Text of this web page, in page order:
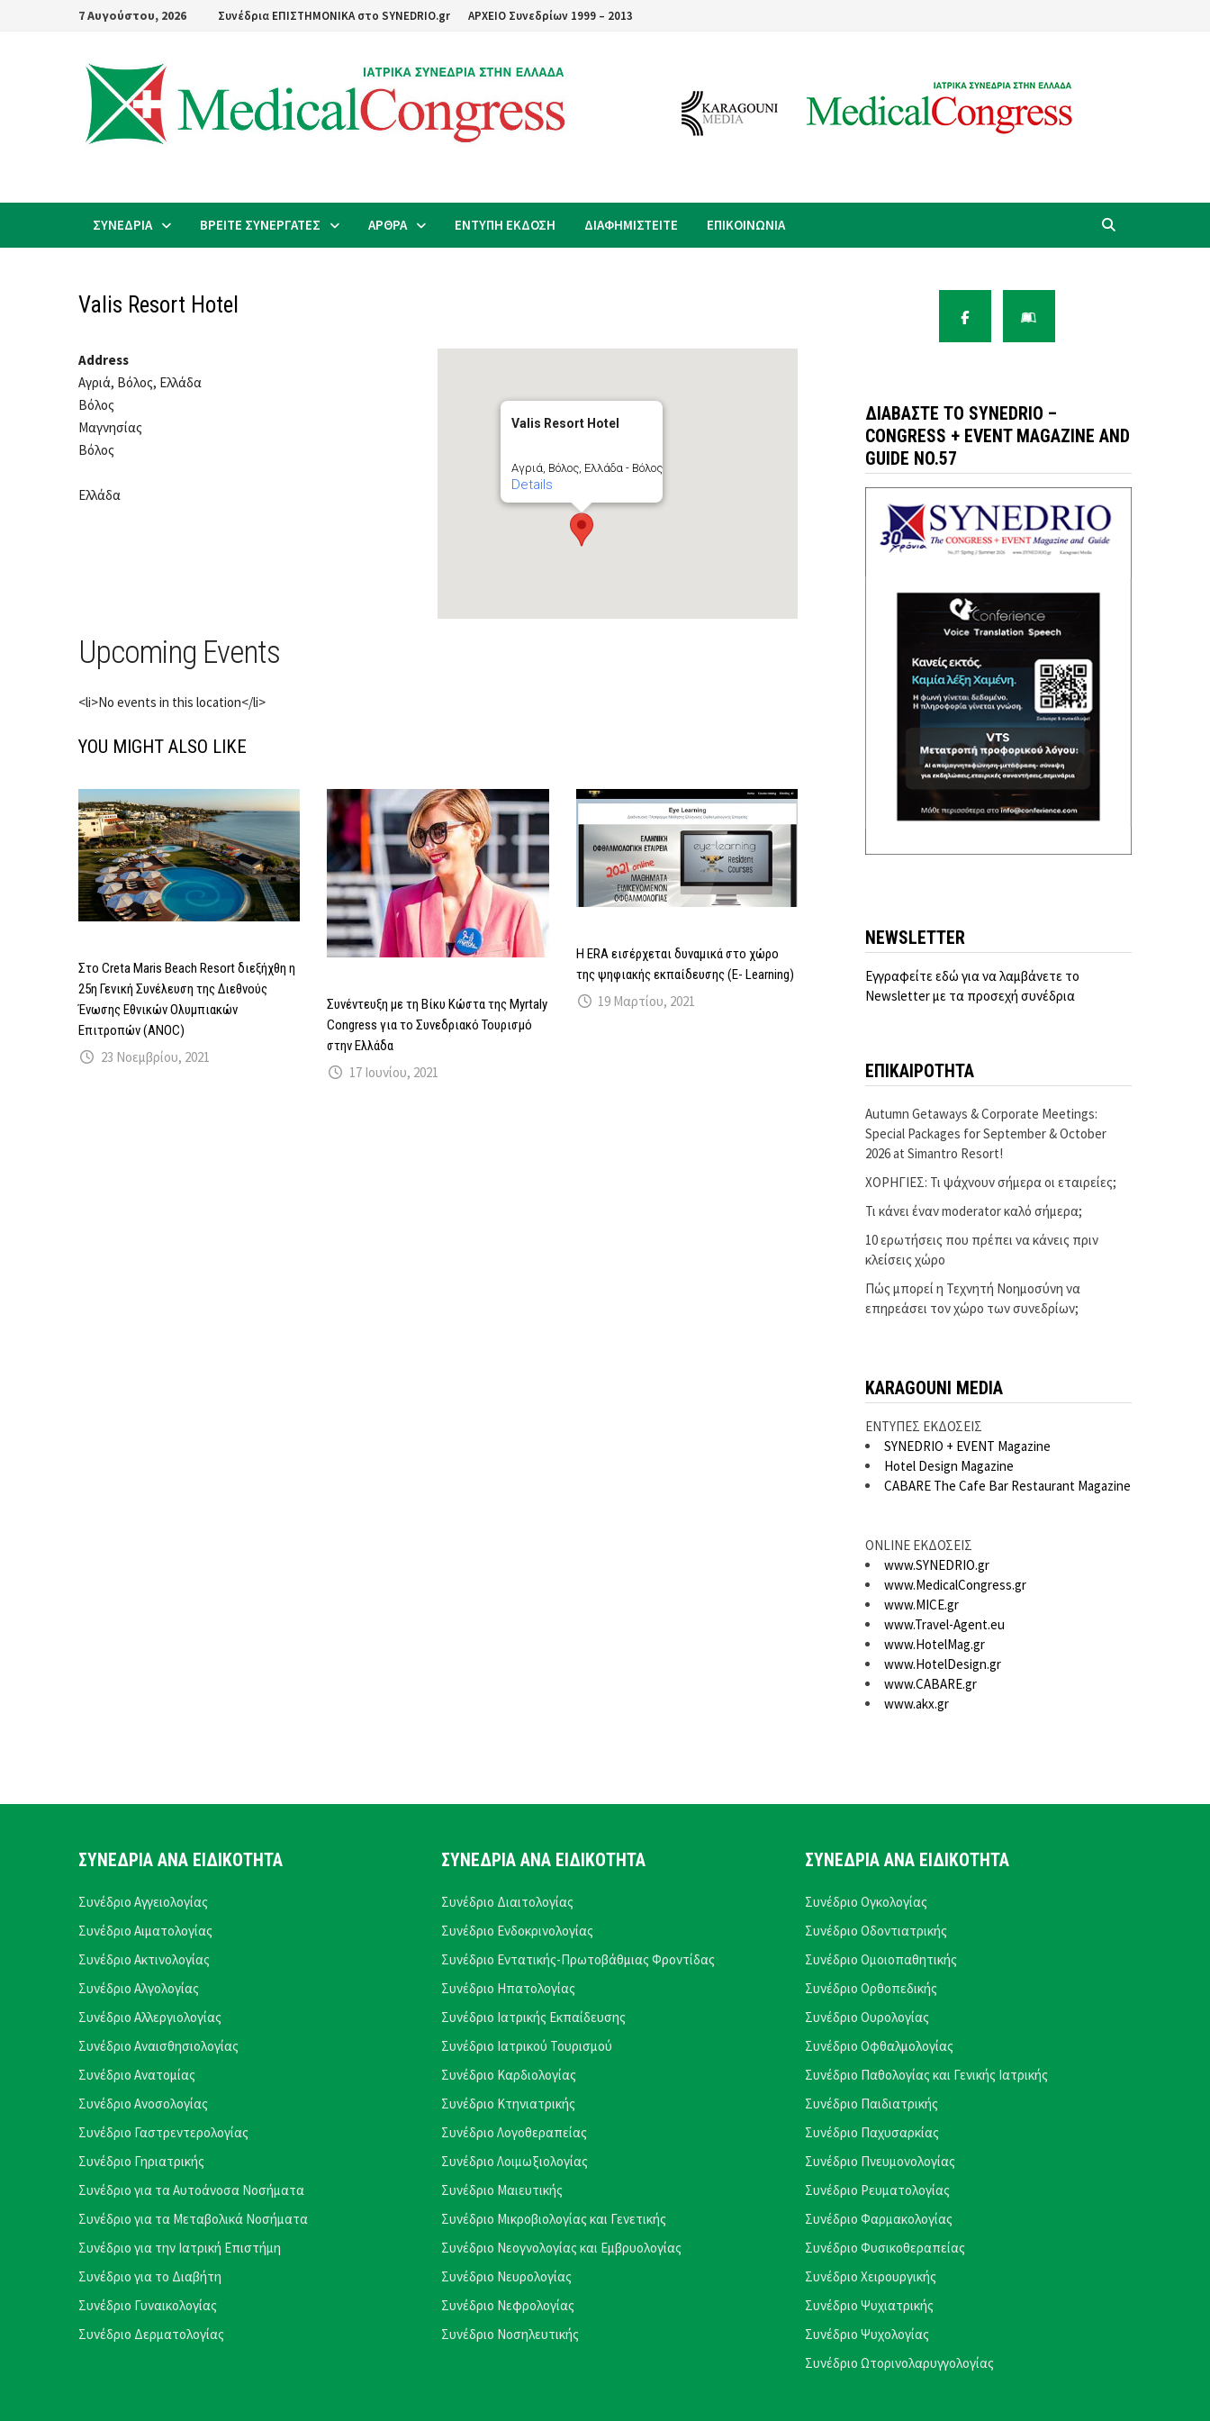
7 Αυγούστου, 2026 Συνέδρια ΕΠΙΣΤΗΜΟΝΙΚΑ στο SYNEDRIO.gr ΑΡΧΕΙΟ Συνεδρίων 1999 – 2013
ΣΥΝΕΔΡΙΑ ΒΡΕΙΤΕ ΣΥΝΕΡΓΑΤΕΣ ΑΡΘΡΑ ΕΝΤΥΠΗ ΕΚΔΟΣΗ ΔΙΑΦΗΜΙΣΤΕΙΤΕ ΕΠΙΚΟΙΝΩΝΙΑ
Valis Resort Hotel
Valis Resort Hotel
Αγριά, Βόλος, Ελλάδα - Βόλος
Details
Address
Αγριά, Βόλος, Ελλάδα
Βόλος
Μαγνησίας
Βόλος
Ελλάδα
Upcoming Events
<li>No events in this location</li>
YOU MIGHT ALSO LIKE
Στο Creta Maris Beach Resort διεξήχθη η
25η Γενική Συνέλευση της Διεθνούς
Ένωσης Εθνικών Ολυμπιακών
Επιτροπών (ANOC)
23 Νοεμβρίου, 2021
Συνέντευξη με τη Βίκυ Κώστα της Myrtaly
Congress για το Συνεδριακό Τουρισμό
στην Ελλάδα
17 Ιουνίου, 2021
H ERA εισέρχεται δυναμικά στο χώρο
της ψηφιακής εκπαίδευσης (Ε- Learning)
19 Μαρτίου, 2021
ΔΙΑΒΆΣΤΕ ΤΟ SYNEDRIO –
CONGRESS + EVENT MAGAZINE AND
GUIDE NO.57
NEWSLETTER
Εγγραφείτε εδώ για να λαμβάνετε το
Newsletter με τα προσεχή συνέδρια
ΕΠΙΚΑΙΡΟΤΗΤΑ
Autumn Getaways & Corporate Meetings:
Special Packages for September & October
2026 at Simantro Resort!
ΧΟΡΗΓΙΕΣ: Τι ψάχνουν σήμερα οι εταιρείες;
Τι κάνει έναν moderator καλό σήμερα;
10 ερωτήσεις που πρέπει να κάνεις πριν
κλείσεις χώρο
Πώς μπορεί η Τεχνητή Νοημοσύνη να
επηρεάσει τον χώρο των συνεδρίων;
KARAGOUNI MEDIA
ΕΝΤΥΠΕΣ ΕΚΔΟΣΕΙΣ
SYNEDRIO + EVENT Magazine
Hotel Design Magazine
CABARE The Cafe Bar Restaurant Magazine
ONLINE ΕΚΔΟΣΕΙΣ
www.SYNEDRIO.gr
www.MedicalCongress.gr
www.MICE.gr
www.Travel-Agent.eu
www.HotelMag.gr
www.HotelDesign.gr
www.CABARE.gr
www.akx.gr
ΣΥΝΕΔΡΙΑ ΑΝΑ ΕΙΔΙΚΟΤΗΤΑ
Συνέδριο Αγγειολογίας
Συνέδριο Αιματολογίας
Συνέδριο Ακτινολογίας
Συνέδριο Αλγολογίας
Συνέδριο Αλλεργιολογίας
Συνέδριο Αναισθησιολογίας
Συνέδριο Ανατομίας
Συνέδριο Ανοσολογίας
Συνέδριο Γαστρεντερολογίας
Συνέδριο Γηριατρικής
Συνέδριο για τα Αυτοάνοσα Νοσήματα
Συνέδριο για τα Μεταβολικά Νοσήματα
Συνέδριο για την Ιατρική Επιστήμη
Συνέδριο για το Διαβήτη
Συνέδριο Γυναικολογίας
Συνέδριο Δερματολογίας
ΣΥΝΕΔΡΙΑ ΑΝΑ ΕΙΔΙΚΟΤΗΤΑ
Συνέδριο Διαιτολογίας
Συνέδριο Ενδοκρινολογίας
Συνέδριο Εντατικής-Πρωτοβάθμιας Φροντίδας
Συνέδριο Ηπατολογίας
Συνέδριο Ιατρικής Εκπαίδευσης
Συνέδριο Ιατρικού Τουρισμού
Συνέδριο Καρδιολογίας
Συνέδριο Κτηνιατρικής
Συνέδριο Λογοθεραπείας
Συνέδριο Λοιμωξιολογίας
Συνέδριο Μαιευτικής
Συνέδριο Μικροβιολογίας και Γενετικής
Συνέδριο Νεογνολογίας και Εμβρυολογίας
Συνέδριο Νευρολογίας
Συνέδριο Νεφρολογίας
Συνέδριο Νοσηλευτικής
ΣΥΝΕΔΡΙΑ ΑΝΑ ΕΙΔΙΚΟΤΗΤΑ
Συνέδριο Ογκολογίας
Συνέδριο Οδοντιατρικής
Συνέδριο Ομοιοπαθητικής
Συνέδριο Ορθοπεδικής
Συνέδριο Ουρολογίας
Συνέδριο Οφθαλμολογίας
Συνέδριο Παθολογίας και Γενικής Ιατρικής
Συνέδριο Παιδιατρικής
Συνέδριο Παχυσαρκίας
Συνέδριο Πνευμονολογίας
Συνέδριο Ρευματολογίας
Συνέδριο Φαρμακολογίας
Συνέδριο Φυσικοθεραπείας
Συνέδριο Χειρουργικής
Συνέδριο Ψυχιατρικής
Συνέδριο Ψυχολογίας
Συνέδριο Ωτορινολαρυγγολογίας